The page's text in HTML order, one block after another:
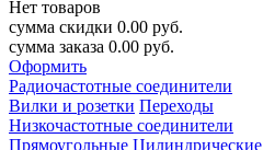
Нет товаров
сумма скидки 0.00 руб.
сумма заказа 0.00 руб.
Оформить
Радиочастотные соединители
Вилки и розетки Переходы
Низкочастотные соединители
Прямоугольные Цилиндрические